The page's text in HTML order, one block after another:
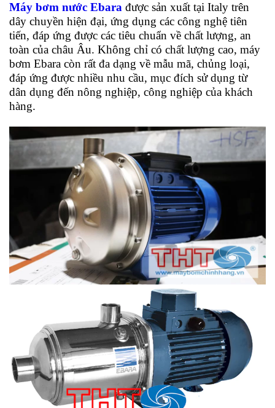
Máy bơm nước Ebara được sản xuất tại Italy trên
dây chuyền hiện đại, ứng dụng các công nghệ tiên
tiến, đáp ứng được các tiêu chuẩn về chất lượng, an
toàn của châu Âu. Không chỉ có chất lượng cao, máy
bơm Ebara còn rất đa dạng về mẫu mã, chủng loại,
đáp ứng được nhiều nhu cầu, mục đích sử dụng từ
dân dụng đến nông nghiệp, công nghiệp của khách
hàng.